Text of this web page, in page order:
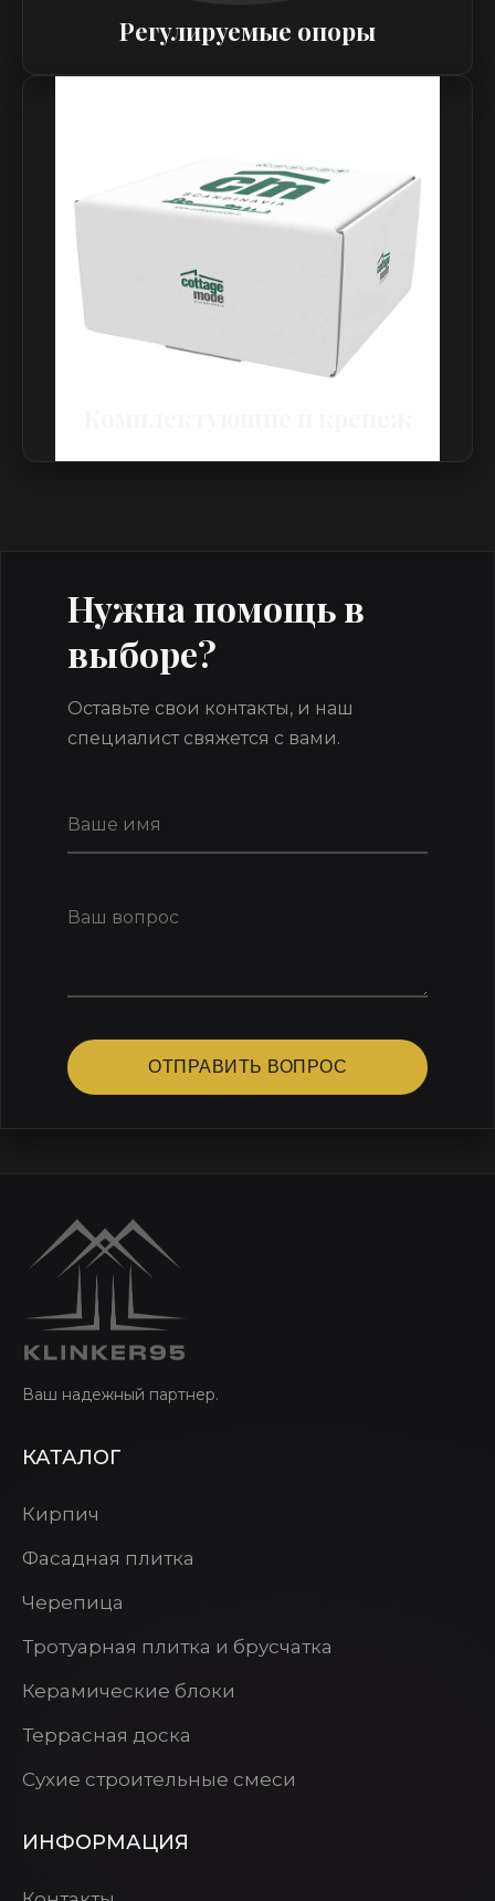
Регулируемые опоры
Нужна помощь в
выборе?
Оставьте свои контакты, и наш
специалист свяжется с вами.
ОТПРАВИТЬ ВОПРОС
Ваш надежный партнер.
КАТАЛОГ
Кирпич
Фасадная плитка
Черепица
Тротуарная плитка и брусчатка
Керамические блоки
Террасная доска
Сухие строительные смеси
ИНФОРМАЦИЯ